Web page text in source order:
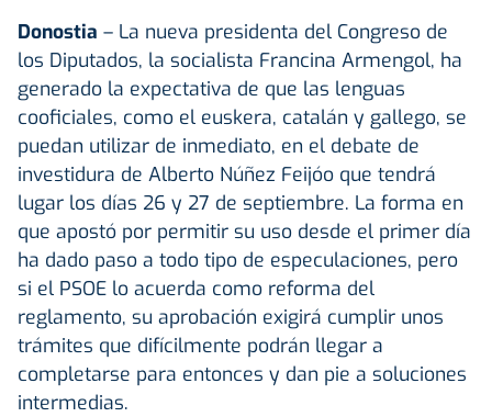
Donostia – La nueva presidenta del Congreso de
los Diputados, la socialista Francina Armengol, ha
generado la expectativa de que las lenguas
cooficiales, como el euskera, catalán y gallego, se
puedan utilizar de inmediato, en el debate de
investidura de Alberto Núñez Feijóo que tendrá
lugar los días 26 y 27 de septiembre. La forma en
que apostó por permitir su uso desde el primer día
ha dado paso a todo tipo de especulaciones, pero
si el PSOE lo acuerda como reforma del
reglamento, su aprobación exigirá cumplir unos
trámites que difícilmente podrán llegar a
completarse para entonces y dan pie a soluciones
intermedias.